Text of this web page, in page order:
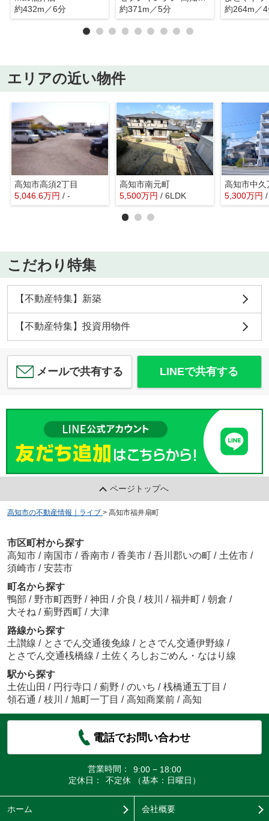
約432m／6分
約371m／5分
約264m／
エリアの近い物件
高知市高須2丁目
5,046.6万円 / -
高知市南元町
5,500万円 / 6LDK
高知市中久
5,300万円
こだわり特集
【不動産特集】新築
【不動産特集】投資用物件
メールで共有する LINEで共有する
ページトップへ
高知市の不動産情報｜ライブ > 高知市福井扇町
市区町村から探す
高知市 / 南国市 / 香南市 / 香美市 / 吾川郡いの町 / 土佐市 /
須崎市 / 安芸市
町名から探す
鴨部 / 野市町西野 / 神田 / 介良 / 枝川 / 福井町 / 朝倉 /
大そね / 薊野西町 / 大津
路線から探す
土讃線 / とさでん交通後免線 / とさでん交通伊野線 /
とさでん交通桟橋線 / 土佐くろしおごめん・なはり線
駅から探す
土佐山田 / 円行寺口 / 薊野 / のいち / 桟橋通五丁目 /
領石通 / 枝川 / 旭町一丁目 / 高知商業前 / 高知
電話でお問い合わせ
営業時間：
9:00 − 18:00
定休日：
不定休 （基本：日曜日）
ホーム 会社概要